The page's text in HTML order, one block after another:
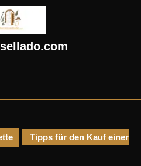
Tipps für den Kauf einer